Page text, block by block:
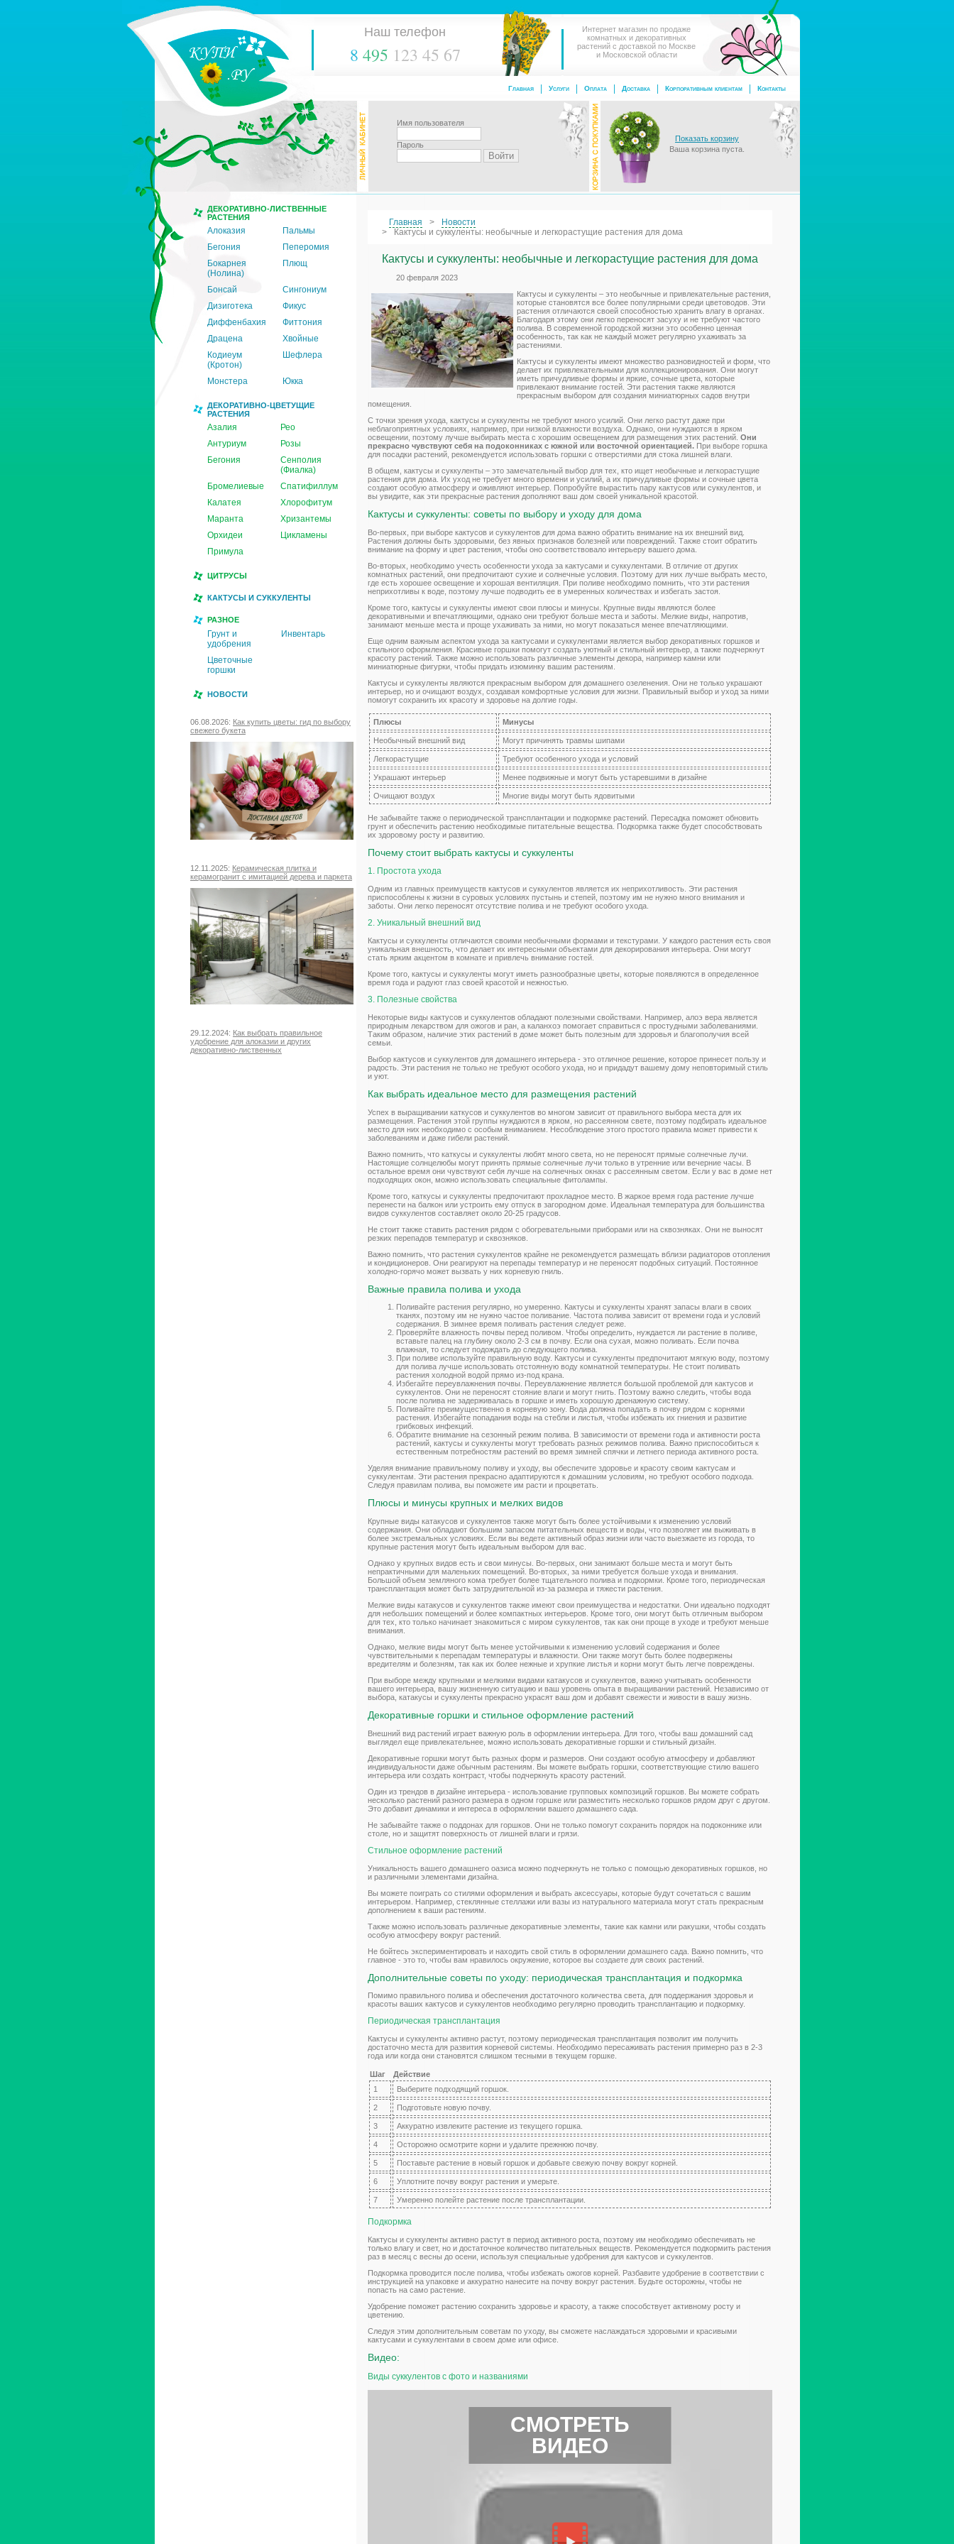
Наш телефон
8 495 123 45 67
Интернет магазин по продаже
комнатных и декоративных
растений с доставкой по Москве
и Московской области
Контакты
Корпоративным клиентам
Доставка
Оплата
Услуги
Главная
Имя пользователя
Пароль
Показать корзину
Ваша корзина пуста.
ДЕКОРАТИВНО-ЛИСТВЕННЫЕ
РАСТЕНИЯ
Алоказия
Пальмы
Бегония
Пеперомия
Бокарнея
(Нолина)
Плющ
Бонсай
Сингониум
Дизиготека
Фикус
Диффенбахия
Фиттония
Драцена
Хвойные
Кодиеум
(Кротон)
Шефлера
Монстера Юкка
ДЕКОРАТИВНО-ЦВЕТУЩИЕ
РАСТЕНИЯ
Азалия
Рео
Антуриум
Розы
Бегония
Сенполия
(Фиалка)
Бромелиевые
Спатифиллум
Калатея
Хлорофитум
Маранта
Хризантемы
Орхидеи
Цикламены
Примула
ЦИТРУСЫ
КАКТУСЫ И СУККУЛЕНТЫ
РАЗНОЕ
Грунт и
удобрения
Инвентарь
Цветочные
горшки
НОВОСТИ
06.08.2026: Как купить цветы: гид по выбору
свежего букета
12.11.2025: Керамическая плитка и
керамогранит с имитацией дерева и паркета
29.12.2024: Как выбрать правильное
удобрение для алоказии и других
декоративно-лиственных
Главная
Новости
Кактусы и суккуленты: необычные и легкорастущие растения для дома
Кактусы и суккуленты: необычные и легкорастущие растения для дома
20 февраля 2023
Кактусы и суккуленты – это необычные и привлекательные растения,
которые становятся все более популярными среди цветоводов. Эти
растения отличаются своей способностью хранить влагу в органах.
Благодаря этому они легко переносят засуху и не требуют частого
полива. В современной городской жизни это особенно ценная
особенность, так как не каждый может регулярно ухаживать за
растениями.
Кактусы и суккуленты имеют множество разновидностей и форм, что
делает их привлекательными для коллекционирования. Они могут
иметь причудливые формы и яркие, сочные цвета, которые
привлекают внимание гостей. Эти растения также являются
прекрасным выбором для создания миниатюрных садов внутри
помещения.
С точки зрения ухода, кактусы и суккуленты не требуют много усилий. Они легко растут даже при
неблагоприятных условиях, например, при низкой влажности воздуха. Однако, они нуждаются в ярком
освещении, поэтому лучше выбирать места с хорошим освещением для размещения этих растений. Они
прекрасно чувствуют себя на подоконниках с южной или восточной ориентацией. При выборе горшка
для посадки растений, рекомендуется использовать горшки с отверстиями для стока лишней влаги.
В общем, кактусы и суккуленты – это замечательный выбор для тех, кто ищет необычные и легкорастущие
растения для дома. Их уход не требует много времени и усилий, а их причудливые формы и сочные цвета
создают особую атмосферу и оживляют интерьер. Попробуйте вырастить пару кактусов или суккулентов, и
вы увидите, как эти прекрасные растения дополняют ваш дом своей уникальной красотой.
Кактусы и суккуленты: советы по выбору и уходу для дома
Во-первых, при выборе кактусов и суккулентов для дома важно обратить внимание на их внешний вид.
Растения должны быть здоровыми, без явных признаков болезней или повреждений. Также стоит обратить
внимание на форму и цвет растения, чтобы оно соответствовало интерьеру вашего дома.
Во-вторых, необходимо учесть особенности ухода за кактусами и суккулентами. В отличие от других
комнатных растений, они предпочитают сухие и солнечные условия. Поэтому для них лучше выбрать место,
где есть хорошее освещение и хорошая вентиляция. При поливе необходимо помнить, что эти растения
неприхотливы к воде, поэтому лучше подводить ее в умеренных количествах и избегать застоя.
Кроме того, кактусы и суккуленты имеют свои плюсы и минусы. Крупные виды являются более
декоративными и впечатляющими, однако они требуют больше места и заботы. Мелкие виды, напротив,
занимают меньше места и проще ухаживать за ними, но могут показаться менее впечатляющими.
Еще одним важным аспектом ухода за кактусами и суккулентами является выбор декоративных горшков и
стильного оформления. Красивые горшки помогут создать уютный и стильный интерьер, а также подчеркнут
красоту растений. Также можно использовать различные элементы декора, например камни или
миниатюрные фигурки, чтобы придать изюминку вашим растениям.
Кактусы и суккуленты являются прекрасным выбором для домашнего озеленения. Они не только украшают
интерьер, но и очищают воздух, создавая комфортные условия для жизни. Правильный выбор и уход за ними
помогут сохранить их красоту и здоровье на долгие годы.
Плюсы Минусы
Необычный внешний вид Могут причинять травмы шипами
Легкорастущие Требуют особенного ухода и условий
Украшают интерьер Менее подвижные и могут быть устаревшими в дизайне
Очищают воздух Многие виды могут быть ядовитыми
Не забывайте также о периодической трансплантации и подкормке растений. Пересадка поможет обновить
грунт и обеспечить растению необходимые питательные вещества. Подкормка также будет способствовать
их здоровому росту и развитию.
Почему стоит выбрать кактусы и суккуленты
1. Простота ухода
Одним из главных преимуществ кактусов и суккулентов является их неприхотливость. Эти растения
приспособлены к жизни в суровых условиях пустынь и степей, поэтому им не нужно много внимания и
заботы. Они легко переносят отсутствие полива и не требуют особого ухода.
2. Уникальный внешний вид
Кактусы и суккуленты отличаются своими необычными формами и текстурами. У каждого растения есть своя
уникальная внешность, что делает их интересными объектами для декорирования интерьера. Они могут
стать ярким акцентом в комнате и привлечь внимание гостей.
Кроме того, кактусы и суккуленты могут иметь разнообразные цветы, которые появляются в определенное
время года и радуют глаз своей красотой и нежностью.
3. Полезные свойства
Некоторые виды кактусов и суккулентов обладают полезными свойствами. Например, алоэ вера является
природным лекарством для ожогов и ран, а каланхоэ помогает справиться с простудными заболеваниями.
Таким образом, наличие этих растений в доме может быть полезным для здоровья и благополучия всей
семьи.
Выбор кактусов и суккулентов для домашнего интерьера - это отличное решение, которое принесет пользу и
радость. Эти растения не только не требуют особого ухода, но и придадут вашему дому неповторимый стиль
и уют.
Как выбрать идеальное место для размещения растений
Успех в выращивании каткусов и суккулентов во многом зависит от правильного выбора места для их
размещения. Растения этой группы нуждаются в ярком, но рассеянном свете, поэтому подбирать идеальное
место для них необходимо с особым вниманием. Несоблюдение этого простого правила может привести к
заболеваниям и даже гибели растений.
Важно помнить, что каткусы и суккуленты любят много света, но не переносят прямые солнечные лучи.
Настоящие солнцелюбы могут принять прямые солнечные лучи только в утренние или вечерние часы. В
остальное время они чувствуют себя лучше на солнечных окнах с рассеянным светом. Если у вас в доме нет
подходящих окон, можно использовать специальные фитолампы.
Кроме того, каткусы и суккуленты предпочитают прохладное место. В жаркое время года растение лучше
перенести на балкон или устроить ему отпуск в загородном доме. Идеальная температура для большинства
видов суккулентов составляет около 20-25 градусов.
Не стоит также ставить растения рядом с обогревательными приборами или на сквозняках. Они не выносят
резких перепадов температур и сквозняков.
Важно помнить, что растения суккулентов крайне не рекомендуется размещать вблизи радиаторов отопления
и кондиционеров. Они реагируют на перепады температур и не переносят подобных ситуаций. Постоянное
холодно-горячо может вызвать у них корневую гниль.
Важные правила полива и ухода
Поливайте растения регулярно, но умеренно. Кактусы и суккуленты хранят запасы влаги в своих
тканях, поэтому им не нужно частое поливание. Частота полива зависит от времени года и условий
содержания. В зимнее время поливать растения следует реже.
Проверяйте влажность почвы перед поливом. Чтобы определить, нуждается ли растение в поливе,
вставьте палец на глубину около 2-3 см в почву. Если она сухая, можно поливать. Если почва
влажная, то следует подождать до следующего полива.
При поливе используйте правильную воду. Кактусы и суккуленты предпочитают мягкую воду, поэтому
для полива лучше использовать отстоянную воду комнатной температуры. Не стоит поливать
растения холодной водой прямо из-под крана.
Избегайте переувлажнения почвы. Переувлажнение является большой проблемой для кактусов и
суккулентов. Они не переносят стояние влаги и могут гнить. Поэтому важно следить, чтобы вода
после полива не задерживалась в горшке и иметь хорошую дренажную систему.
Поливайте преимущественно в корневую зону. Вода должна попадать в почву рядом с корнями
растения. Избегайте попадания воды на стебли и листья, чтобы избежать их гниения и развитие
грибковых инфекций.
Обратите внимание на сезонный режим полива. В зависимости от времени года и активности роста
растений, кактусы и суккуленты могут требовать разных режимов полива. Важно приспособиться к
естественным потребностям растений во время зимней спячки и летнего периода активного роста.
Уделяя внимание правильному поливу и уходу, вы обеспечите здоровье и красоту своим кактусам и
суккулентам. Эти растения прекрасно адаптируются к домашним условиям, но требуют особого подхода.
Следуя правилам полива, вы поможете им расти и процветать.
Плюсы и минусы крупных и мелких видов
Крупные виды катакусов и суккулентов также могут быть более устойчивыми к изменению условий
содержания. Они обладают большим запасом питательных веществ и воды, что позволяет им выживать в
более экстремальных условиях. Если вы ведете активный образ жизни или часто выезжаете из города, то
крупные растения могут быть идеальным выбором для вас.
Однако у крупных видов есть и свои минусы. Во-первых, они занимают больше места и могут быть
непрактичными для маленьких помещений. Во-вторых, за ними требуется больше ухода и внимания.
Большой объем земляного кома требует более тщательного полива и подкормки. Кроме того, периодическая
трансплантация может быть затруднительной из-за размера и тяжести растения.
Мелкие виды катакусов и суккулентов также имеют свои преимущества и недостатки. Они идеально подходят
для небольших помещений и более компактных интерьеров. Кроме того, они могут быть отличным выбором
для тех, кто только начинает знакомиться с миром суккулентов, так как они проще в уходе и требуют меньше
внимания.
Однако, мелкие виды могут быть менее устойчивыми к изменению условий содержания и более
чувствительными к перепадам температуры и влажности. Они также могут быть более подвержены
вредителям и болезням, так как их более нежные и хрупкие листья и корни могут быть легче повреждены.
При выборе между крупными и мелкими видами катакусов и суккулентов, важно учитывать особенности
вашего интерьера, вашу жизненную ситуацию и ваш уровень опыта в выращивании растений. Независимо от
выбора, катакусы и суккуленты прекрасно украсят ваш дом и добавят свежести и живости в вашу жизнь.
Декоративные горшки и стильное оформление растений
Внешний вид растений играет важную роль в оформлении интерьера. Для того, чтобы ваш домашний сад
выглядел еще привлекательнее, можно использовать декоративные горшки и стильный дизайн.
Декоративные горшки могут быть разных форм и размеров. Они создают особую атмосферу и добавляют
индивидуальности даже обычным растениям. Вы можете выбрать горшки, соответствующие стилю вашего
интерьера или создать контраст, чтобы подчеркнуть красоту растений.
Один из трендов в дизайне интерьера - использование групповых композиций горшков. Вы можете собрать
несколько растений разного размера в одном горшке или разместить несколько горшков рядом друг с другом.
Это добавит динамики и интереса в оформлении вашего домашнего сада.
Не забывайте также о поддонах для горшков. Они не только помогут сохранить порядок на подоконнике или
столе, но и защитят поверхность от лишней влаги и грязи.
Стильное оформление растений
Уникальность вашего домашнего оазиса можно подчеркнуть не только с помощью декоративных горшков, но
и различными элементами дизайна.
Вы можете поиграть со стилями оформления и выбрать аксессуары, которые будут сочетаться с вашим
интерьером. Например, стеклянные стеллажи или вазы из натурального материала могут стать прекрасным
дополнением к ваши растениям.
Также можно использовать различные декоративные элементы, такие как камни или ракушки, чтобы создать
особую атмосферу вокруг растений.
Не бойтесь экспериментировать и находить свой стиль в оформлении домашнего сада. Важно помнить, что
главное - это то, чтобы вам нравилось окружение, которое вы создаете для своих растений.
Дополнительные советы по уходу: периодическая трансплантация и подкормка
Помимо правильного полива и обеспечения достаточного количества света, для поддержания здоровья и
красоты ваших кактусов и суккулентов необходимо регулярно проводить трансплантацию и подкормку.
Периодическая трансплантация
Кактусы и суккуленты активно растут, поэтому периодическая трансплантация позволит им получить
достаточно места для развития корневой системы. Необходимо пересаживать растения примерно раз в 2-3
года или когда они становятся слишком тесными в текущем горшке.
Шаг
Действие
1
Выберите подходящий горшок.
2 Подготовьте новую почву.
3 Аккуратно извлеките растение из текущего горшка.
4 Осторожно осмотрите корни и удалите прежнюю почву.
5 Поставьте растение в новый горшок и добавьте свежую почву вокруг корней.
6 Уплотните почву вокруг растения и умерьте.
7 Умеренно полейте растение после трансплантации.
Подкормка
Кактусы и суккуленты активно растут в период активного роста, поэтому им необходимо обеспечивать не
только влагу и свет, но и достаточное количество питательных веществ. Рекомендуется подкормить растения
раз в месяц с весны до осени, используя специальные удобрения для кактусов и суккулентов.
Подкормка проводится после полива, чтобы избежать ожогов корней. Разбавите удобрение в соответствии с
инструкцией на упаковке и аккуратно нанесите на почву вокруг растения. Будьте осторожны, чтобы не
попасть на само растение.
Удобрение поможет растению сохранить здоровье и красоту, а также способствует активному росту и
цветению.
Следуя этим дополнительным советам по уходу, вы сможете наслаждаться здоровыми и красивыми
кактусами и суккулентами в своем доме или офисе.
Видео:
Виды суккулентов с фото и названиями
СМОТРЕТЬ
ВИДЕО